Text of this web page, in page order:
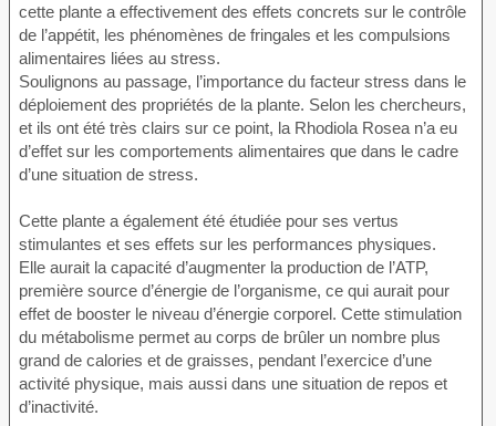
cette plante a effectivement des effets concrets sur le contrôle
de l’appétit, les phénomènes de fringales et les compulsions
alimentaires liées au stress.
Soulignons au passage, l’importance du facteur stress dans le
déploiement des propriétés de la plante. Selon les chercheurs,
et ils ont été très clairs sur ce point, la Rhodiola Rosea n’a eu
d’effet sur les comportements alimentaires que dans le cadre
d’une situation de stress.
Cette plante a également été étudiée pour ses vertus
stimulantes et ses effets sur les performances physiques.
Elle aurait la capacité d’augmenter la production de l’ATP,
première source d’énergie de l’organisme, ce qui aurait pour
effet de booster le niveau d’énergie corporel. Cette stimulation
du métabolisme permet au corps de brûler un nombre plus
grand de calories et de graisses, pendant l’exercice d’une
activité physique, mais aussi dans une situation de repos et
d’inactivité.